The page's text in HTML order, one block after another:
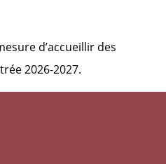
d’accueillir des
2026-2027.